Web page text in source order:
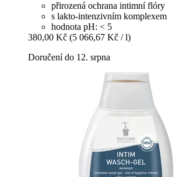
přirozená ochrana intimní flóry
s lakto-intenzivním komplexem
hodnota pH: < 5
380,00 Kč (5 066,67 Kč / l)
Doručení do 12. srpna